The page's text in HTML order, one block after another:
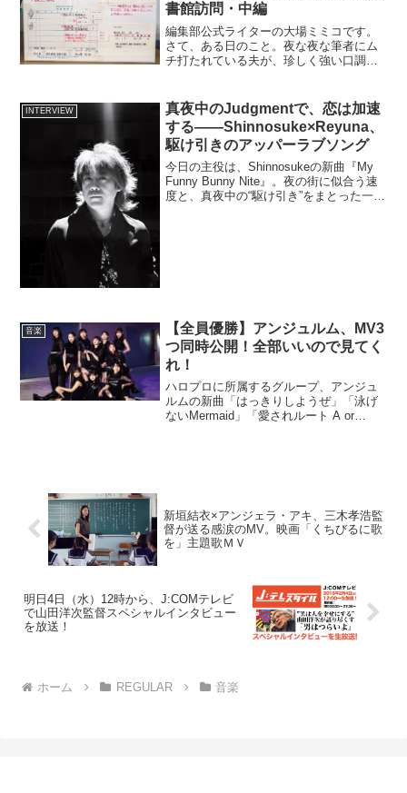
書館訪問・中編
編集部公式ライターの大場ミミコです。
さて、ある日のこと。夜な夜な筆者にム
チ打たれている夫が、珍しく強い口調で
を取るや、ぐいぐい進む夫に導かれ到着
したのがココでした。東銀...
INTERVIEW
真夜中のJudgmentで、恋は加速
する——Shinnosuke×Reyuna、
駆け引きのアッパーラブソング
今日の主役は、Shinnosukeの新曲『My
Funny Bunny Nite』。夜の街に似合う速
度と、真夜中の“駆け引き”をまとった一曲
音楽
【全員優勝】アンジュルム、MV3
つ同時公開！全部いいので見てく
れ！
ハロプロに所属するグループ、アンジュ
ルムの新曲「はっきりしようぜ」「泳げ
ないMermaid」「愛されルート A or
新垣結衣×アンジェラ・アキ、三木孝浩監
督が送る感涙のMV。映画「くちびるに歌
を」主題歌ＭＶ
明日4日（水）12時から、J:COMテレビ
で山田洋次監督スペシャルインタビュー
を放送！
ホーム REGULAR 音楽